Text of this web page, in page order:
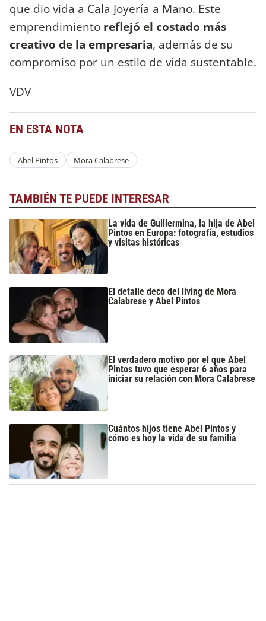
que dio vida a Cala Joyería a Mano. Este
emprendimiento reflejó el costado más
creativo de la empresaria, además de su
compromiso por un estilo de vida sustentable.
VDV
EN ESTA NOTA
Abel Pintos Mora Calabrese
TAMBIÉN TE PUEDE INTERESAR
La vida de Guillermina, la hija de Abel
Pintos en Europa: fotografía, estudios
y visitas históricas
El detalle deco del living de Mora
Calabrese y Abel Pintos
El verdadero motivo por el que Abel
Pintos tuvo que esperar 6 años para
iniciar su relación con Mora Calabrese
Cuántos hijos tiene Abel Pintos y
cómo es hoy la vida de su familia